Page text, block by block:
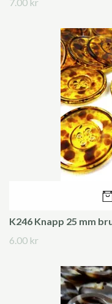
K246 Knapp 25 mm
6.00 kr